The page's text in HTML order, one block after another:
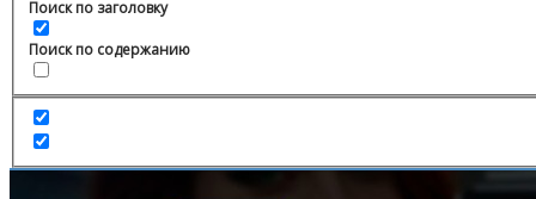
Поиск по заголовку
Поиск по содержанию